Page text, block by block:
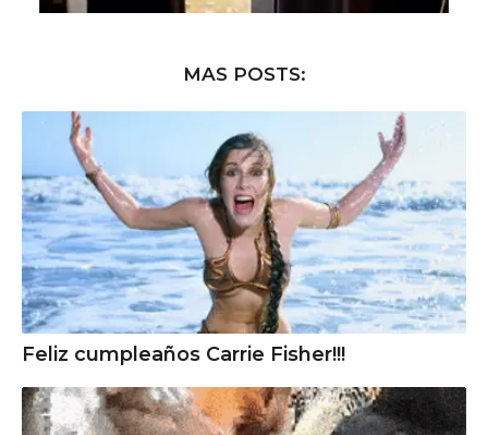
MAS POSTS:
Feliz cumpleaños Carrie Fisher!!!